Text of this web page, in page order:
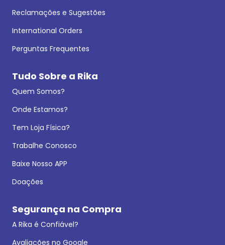
Reclamações e Sugestões
International Orders
Perguntas Frequentes
Tudo Sobre a Rika
Quem Somos?
Onde Estamos?
Tem Loja Física?
Trabalhe Conosco
Baixe Nosso APP
Doações
Segurança na Compra
A Rika é Confiável?
Avaliações no Google